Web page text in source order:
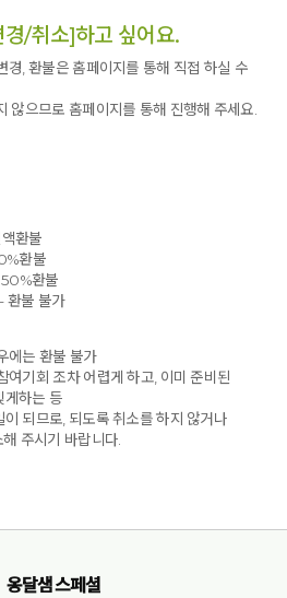
/취소]하고 싶어요.
경, 환불은 홈페이지를 통해 직접 하실 수
않으므로 홈페이지를 통해 진행해 주세요.
환불
환불
50%환불
환불 불가
에는 환불 불가
여기회 조차 어렵게 하고, 이미 준비된
게하는 등
되므로, 되도록 취소를 하지 않거나
주시기 바랍니다.
옹달샘 스페셜